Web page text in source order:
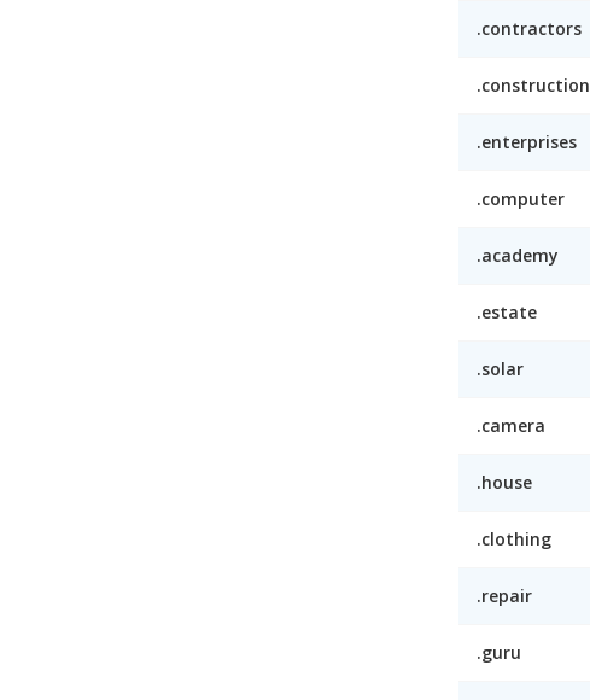
.contractors
.construction
.enterprises
.computer
.academy
.estate
.solar
.camera
.house
.clothing
.repair
.guru